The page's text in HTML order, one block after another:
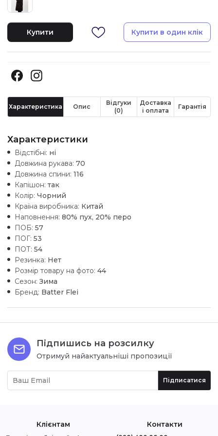
Купити Купити в один клік
Характеристика Опис
Відгуки
(0)
Доставка
і оплата
Гарантія
Характеристики
Відстібні: ні
Довжина рукава: 70
Довжина спини: 116
Капішон: так
Колір: Чорний
Країна виробника: Китай
Наповнення: 80% пух, 20% перо
ПОБ: 57
ПОГ: 53
ПОТ: 54
Резинка: Нет
Розмір товару на фото: 44
Сезон: Зима
Бренд: Batter Flei
Підпишись на розсилку
Отримуй найактуальніші пропозиції
Підписатися
Клієнтам Контакти